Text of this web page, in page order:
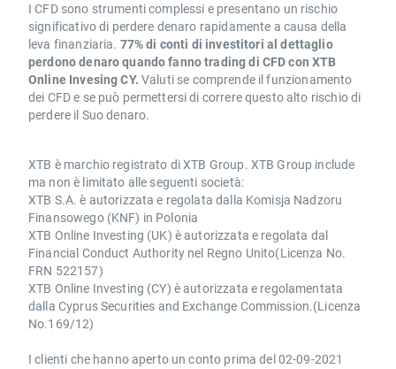
I CFD sono strumenti complessi e presentano un rischio
significativo di perdere denaro rapidamente a causa della
leva finanziaria. 77% di conti di investitori al dettaglio
perdono denaro quando fanno trading di CFD con XTB
Online Invesing CY. Valuti se comprende il funzionamento
dei CFD e se può permettersi di correre questo alto rischio di
perdere il Suo denaro.
XTB è marchio registrato di XTB Group. XTB Group include
ma non è limitato alle seguenti società:
XTB S.A. è autorizzata e regolata dalla Komisja Nadzoru
Finansowego (KNF) in Polonia
XTB Online Investing (UK) è autorizzata e regolata dal
Financial Conduct Authority nel Regno Unito(Licenza No.
FRN 522157)
XTB Online Investing (CY) è autorizzata e regolamentata
dalla Cyprus Securities and Exchange Commission.(Licenza
No.169/12)
I clienti che hanno aperto un conto prima del 02-09-2021